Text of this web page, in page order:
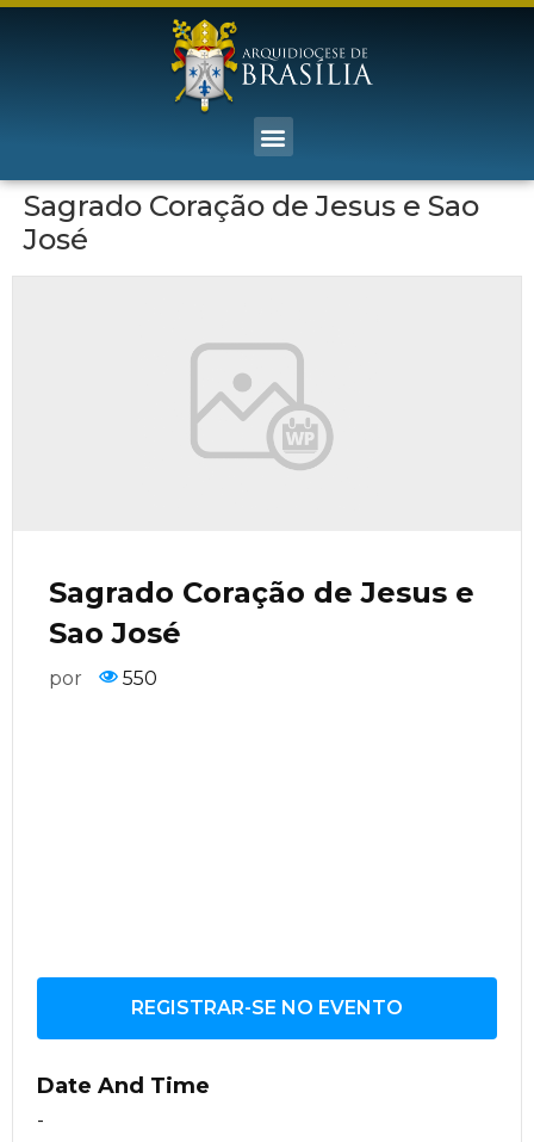
Sagrado Coração de Jesus e Sao
José
Sagrado Coração de Jesus e
Sao José
por 550
REGISTRAR-SE NO EVENTO
Date And Time
-